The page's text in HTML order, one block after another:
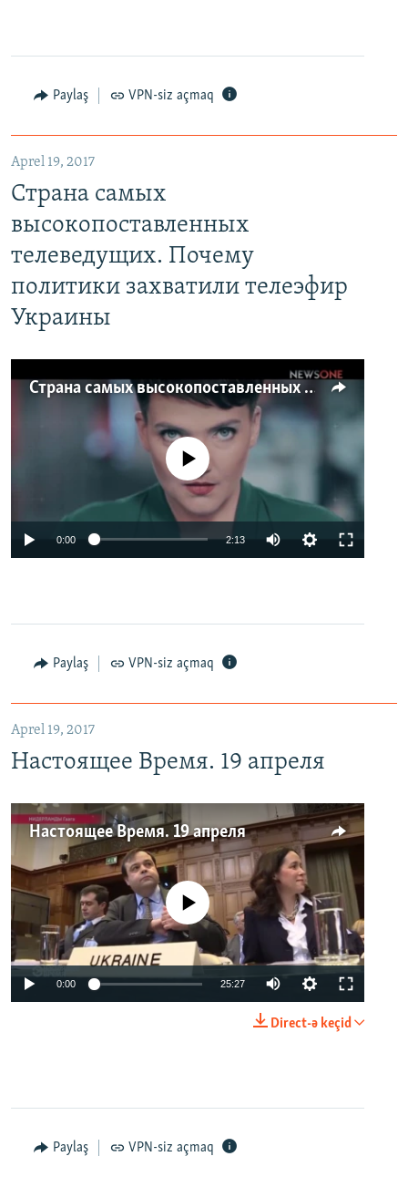
Paylaş VPN-siz açmaq
Aprel 19, 2017
Страна самых
высокопоставленных
телеведущих. Почему
политики захватили телеэфир
Украины
Страна самых высокопоставленных телеведущих. Почему политики захватили телеэфир Украины
No media source currently available
0:00 2:13
Paylaş VPN-siz açmaq
Aprel 19, 2017
Настоящее Время. 19 апреля
Настоящее Время. 19 апреля
No media source currently available
0:00 25:27
Direct-ə keçid
Paylaş VPN-siz açmaq